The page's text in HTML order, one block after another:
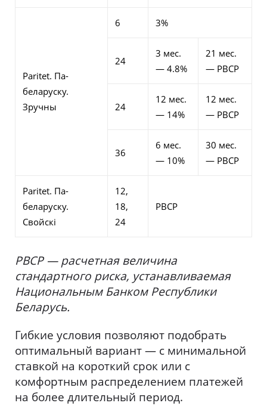
Paritet. Па-
беларуску.
Зручны
6 3%
24
3 мес.
— 4.8%
21 мес.
— РВСР
24
12 мес.
— 14%
12 мес.
— РВСР
36
6 мес.
— 10%
30 мес.
— РВСР
Paritet. Па-
беларуску.
Свойскi
12,
18,
24
РВСР
РВСР — расчетная величина
стандартного риска, устанавливаемая
Национальным Банком Республики
Беларусь.
Гибкие условия позволяют подобрать
оптимальный вариант — с минимальной
ставкой на короткий срок или с
комфортным распределением платежей
на более длительный период.